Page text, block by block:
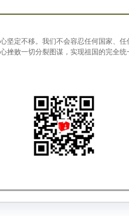
坚定不移。我们不会容忍任何国家、
挫败一切分裂图谋，实现祖国的完全统